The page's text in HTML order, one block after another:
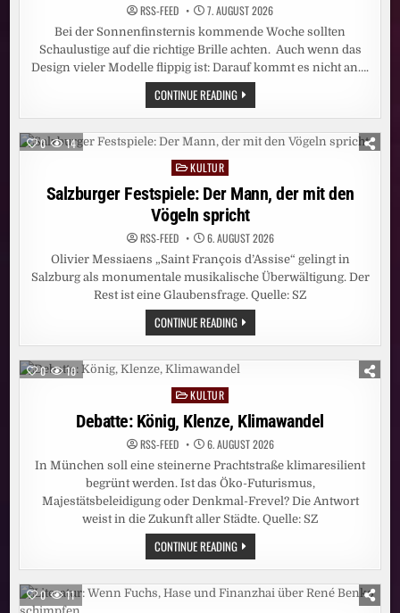
RSS-FEED 7. AUGUST 2026
Bei der Sonnenfinsternis kommende Woche sollten
Schaulustige auf die richtige Brille achten. Auch wenn das
Design vieler Modelle flippig ist: Darauf kommt es nicht an….
CONTINUE READINGSONNENFINSTERNIS:
DEUTSCHLAND
SIEHT
SCHWARZ
0 14
Posted
in
KULTUR
Salzburger Festspiele: Der Mann, der mit den
Vögeln spricht
RSS-FEED 6. AUGUST 2026
Olivier Messiaens „Saint François d’Assise“ gelingt in
Salzburg als monumentale musikalische Überwältigung. Der
Rest ist eine Glaubensfrage. Quelle: SZ
CONTINUE READINGSALZBURGER
FESTSPIELE:
DER
MANN,
DER
SPRICHT
0 10
PostedKULTUR
Debatte: König, Klenze, Klimawandel
RSS-FEED 6. AUGUST 2026
In München soll eine steinerne Prachtstraße klimaresilient
begrünt werden. Ist das Öko-Futurismus,
Majestätsbeleidigung oder Denkmal-Frevel? Die Antwort
weist in die Zukunft aller Städte. Quelle: SZ
CONTINUE READINGDEBATTE:
KÖNIG,
KLENZE,
KLIMAWANDEL
0 11